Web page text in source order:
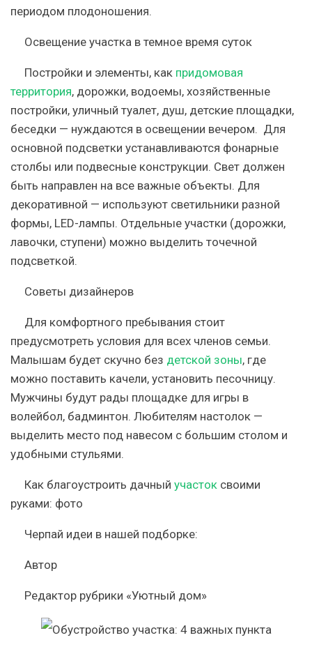
периодом плодоношения.
Освещение участка в темное время суток
Постройки и элементы, как придомовая
территория, дорожки, водоемы, хозяйственные
постройки, уличный туалет, душ, детские площадки,
беседки — нуждаются в освещении вечером. Для
основной подсветки устанавливаются фонарные
столбы или подвесные конструкции. Свет должен
быть направлен на все важные объекты. Для
декоративной — используют светильники разной
формы, LED-лампы. Отдельные участки (дорожки,
лавочки, ступени) можно выделить точечной
подсветкой.
Советы дизайнеров
Для комфортного пребывания стоит
предусмотреть условия для всех членов семьи.
Малышам будет скучно без детской зоны, где
можно поставить качели, установить песочницу.
Мужчины будут рады площадке для игры в
волейбол, бадминтон. Любителям настолок —
выделить место под навесом с большим столом и
удобными стульями.
Как благоустроить дачный участок своими
руками: фото
Черпай идеи в нашей подборке:
Автор
Редактор рубрики «Уютный дом»